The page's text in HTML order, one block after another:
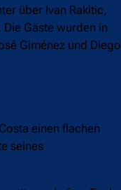
über Ivan Rakitic,
Gäste wurden in
Giménez und Diego
einen flachen
seines